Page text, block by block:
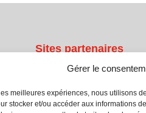
Gérer le
meilleures expériences, nous utilisons
stocker et/ou accéder aux informations
Sites partenaires
Atrium Patrimoine
Kiosque 21